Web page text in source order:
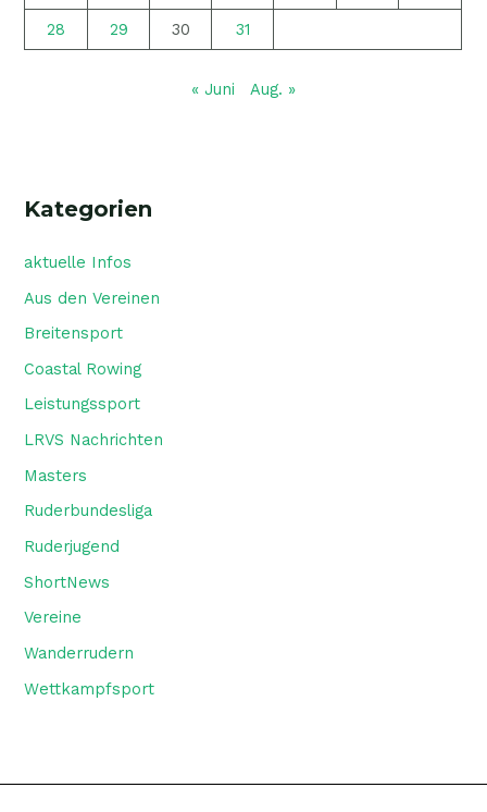
28 29 30 31
« Juni Aug. »
Kategorien
aktuelle Infos
Aus den Vereinen
Breitensport
Coastal Rowing
Leistungssport
LRVS Nachrichten
Masters
Ruderbundesliga
Ruderjugend
ShortNews
Vereine
Wanderrudern
Wettkampfsport